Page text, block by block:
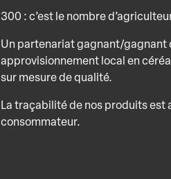
300 : c’est le nombre
Un partenariat gagnant/gagnant
approvisionnement local en
sur mesure de qualité.
La traçabilité de nos produits est
consommateur.